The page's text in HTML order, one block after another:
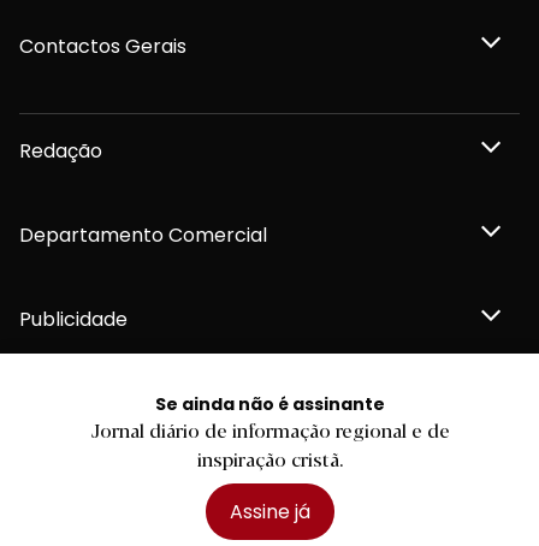
Se ainda não é assinante
Jornal diário de informação regional e de
inspiração cristã.
Assine já
Contactos Gerais
Redação
Departamento Comercial
Publicidade
Privacidade e Cookies
Declaração de compromisso FSC®
Política de Confidencialidade